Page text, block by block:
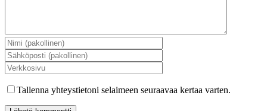
Tallenna yhteystietoni selaimeen seuraavaa kertaa varten.